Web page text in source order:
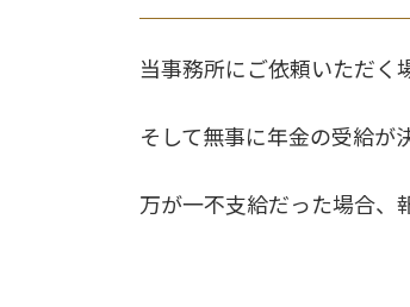
当事務所にご依頼いただく
そして無事に年金の受給が
万が一不支給だった場合、